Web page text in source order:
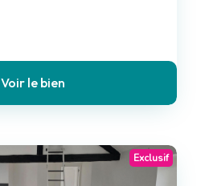
Voir le bien
Exclusif